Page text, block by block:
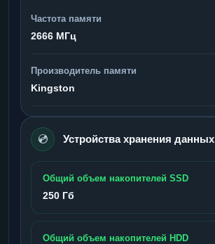
Частота памяти
2666 МГц
Производитель памяти
Kingston
💿 Устройства хранения данных
Общий объем накопителей SSD
250 Гб
Общий объем накопителей HDD